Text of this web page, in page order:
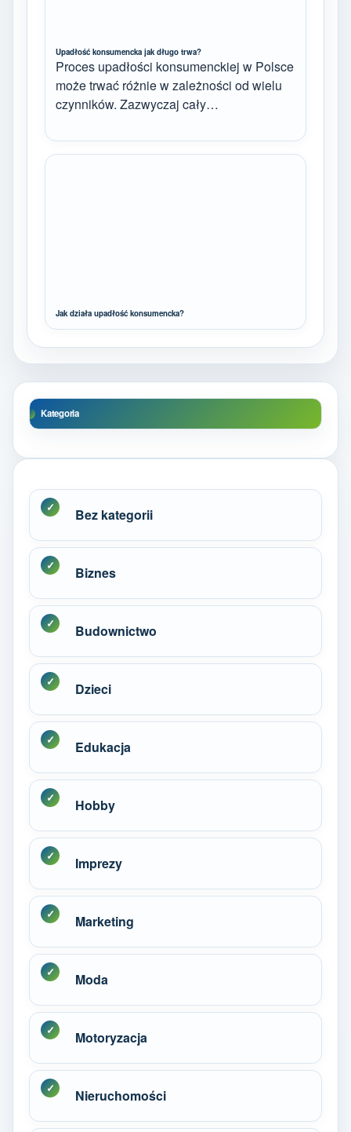
Upadłość konsumencka jak długo trwa?
Proces upadłości konsumenckiej w Polsce
może trwać różnie w zależności od wielu
czynników. Zazwyczaj cały…
Jak działa upadłość konsumencka?
Kategoria
Bez kategorii
Biznes
Budownictwo
Dzieci
Edukacja
Hobby
Imprezy
Marketing
Moda
Motoryzacja
Nieruchomości